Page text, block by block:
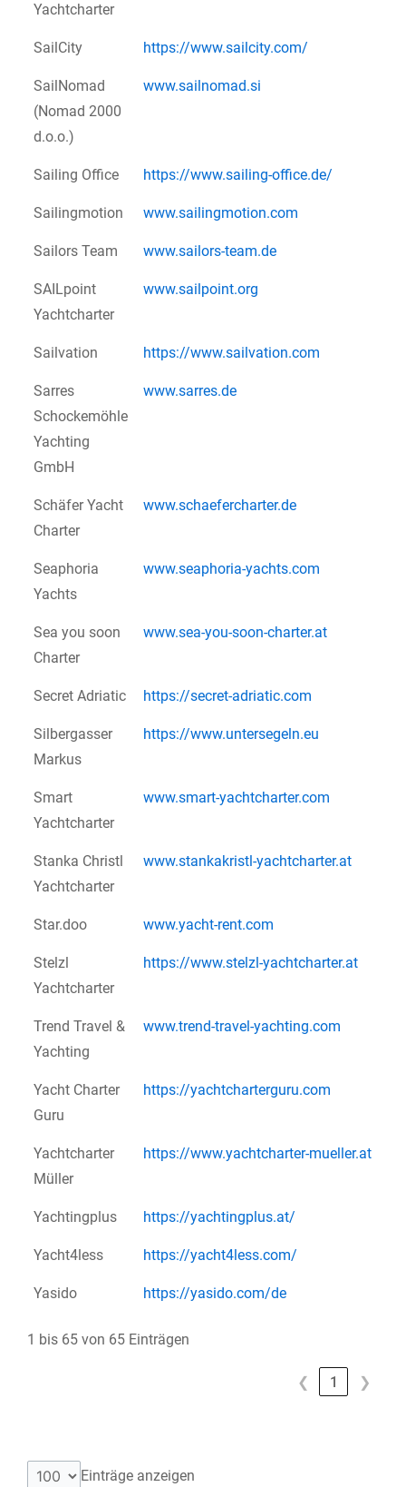
Yachtcharter
SailCity https://www.sailcity.com/
SailNomad
(Nomad 2000
d.o.o.)
www.sailnomad.si
Sailing Office https://www.sailing-office.de/
Sailingmotion www.sailingmotion.com
Sailors Team www.sailors-team.de
SAILpoint
Yachtcharter
www.sailpoint.org
Sailvation https://www.sailvation.com
Sarres
Schockemöhle
Yachting
GmbH
www.sarres.de
Schäfer Yacht
Charter
www.schaefercharter.de
Seaphoria
Yachts
www.seaphoria-yachts.com
Sea you soon
Charter
www.sea-you-soon-charter.at
Secret Adriatic https://secret-adriatic.com
Silbergasser
Markus
https://www.untersegeln.eu
Smart
Yachtcharter
www.smart-yachtcharter.com
Stanka Christl
Yachtcharter
www.stankakristl-yachtcharter.at
Star.doo www.yacht-rent.com
Stelzl
Yachtcharter
https://www.stelzl-yachtcharter.at
Trend Travel &
Yachting
www.trend-travel-yachting.com
Yacht Charter
Guru
https://yachtcharterguru.com
Yachtcharter
Müller
https://www.yachtcharter-mueller.at
Yachtingplus https://yachtingplus.at/
Yacht4less https://yacht4less.com/
Yasido https://yasido.com/de
1 bis 65 von 65 Einträgen
❮ 1 ❯
Einträge anzeigen